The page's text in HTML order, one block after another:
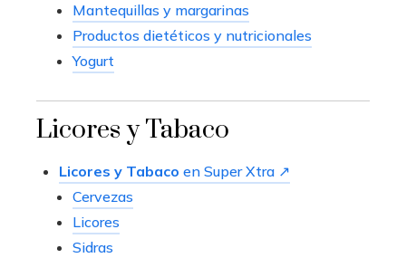
Mantequillas y margarinas
Productos dietéticos y nutricionales
Yogurt
Licores y Tabaco
Licores y Tabaco en Super Xtra ↗
Cervezas
Licores
Sidras